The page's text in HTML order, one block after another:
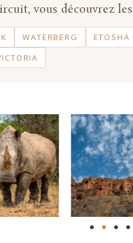
vous découvrez
WATERBERG ETOSHA